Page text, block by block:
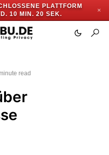
PLATTFORM
10 MIN. 20 SEK.
✕
read